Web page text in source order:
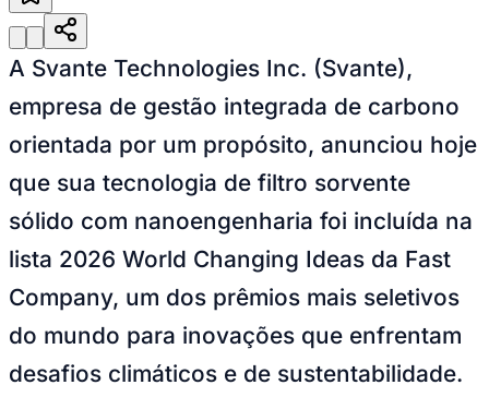
Juventude
A Svante Technologies Inc. (Svante),
empresa de gestão integrada de carbono
orientada por um propósito, anunciou hoje
que sua tecnologia de filtro sorvente
sólido com nanoengenharia foi incluída na
lista 2026 World Changing Ideas da Fast
Company, um dos prêmios mais seletivos
do mundo para inovações que enfrentam
desafios climáticos e de sustentabilidade.